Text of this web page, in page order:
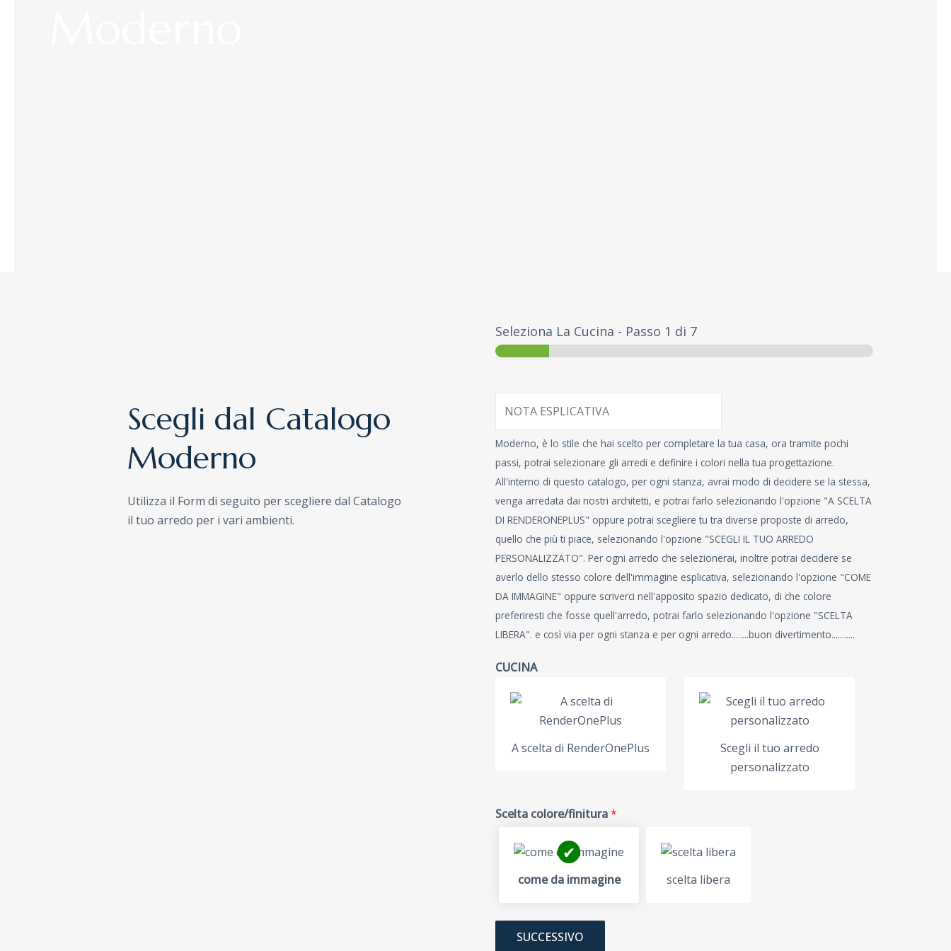
Scegli dal Catalogo
Moderno
Utilizza il Form di seguito per scegliere dal Catalogo
il tuo arredo per i vari ambienti.
Seleziona La Cucina - Passo 1 di 7
Moderno, è lo stile che hai scelto per completare la tua casa, ora tramite pochi
passi, potrai selezionare gli arredi e definire i colori nella tua progettazione.
All'interno di questo catalogo, per ogni stanza, avrai modo di decidere se la stessa,
venga arredata dai nostri architetti, e potrai farlo selezionando l'opzione "A SCELTA
DI RENDERONEPLUS" oppure potrai scegliere tu tra diverse proposte di arredo,
quello che più ti piace, selezionando l'opzione "SCEGLI IL TUO ARREDO
PERSONALIZZATO". Per ogni arredo che selezionerai, inoltre potrai decidere se
averlo dello stesso colore dell'immagine esplicativa, selezionando l'opzione "COME
DA IMMAGINE" oppure scriverci nell'apposito spazio dedicato, di che colore
preferiresti che fosse quell'arredo, potrai farlo selezionando l'opzione "SCELTA
LIBERA". e così via per ogni stanza e per ogni arredo........buon divertimento...........
CUCINA
A scelta di RenderOnePlus
Scegli il tuo arredo
personalizzato
Scelta colore/finitura*
come da immagine scelta libera
SUCCESSIVO